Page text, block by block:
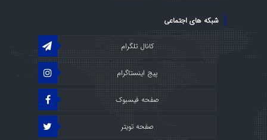
شبکه های اجتماعی
کانال تلگرام
پیج اینستاگرام
صفحه فیسبوک
صفحه تویتر